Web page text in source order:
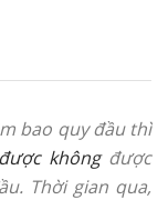
bao quy đầu thì
khôngđược
Thời gian qua,